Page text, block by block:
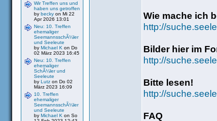
Wir Treffen uns und
haben uns getroffen
by becky on Mi 22
Apr 2026 13:01
Neu: 10. Treffen
ehemaliger
SeemannsschÃ¼ler
und Seeleute
by Michael K on Do
02 März 2023 16:45
Neu: 10. Treffen
ehemaliger
SchÃ¼ler und
Seeleute
by Lutz on Do 02
März 2023 16:09
10. Treffen
ehemaliger
SeemannsschÃ¼ler
und Seeleute
by Michael K on So
Wie mache ich
http://
Bilder hier im
http://
Bitte lesen!
http://
FAQ